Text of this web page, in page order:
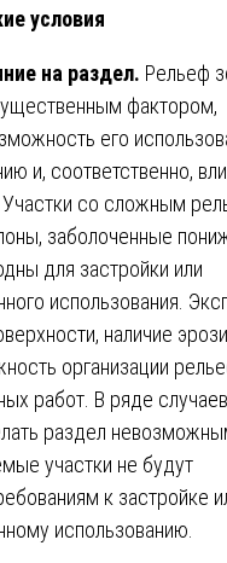
условия
на раздел. Рельеф
фактором,
его
и, соответственно,
Участки со сложным
заболоченные
для застройки или
использования.
наличие
организации
работ. В ряде
раздел
участки не будут
к застройке
использованию.